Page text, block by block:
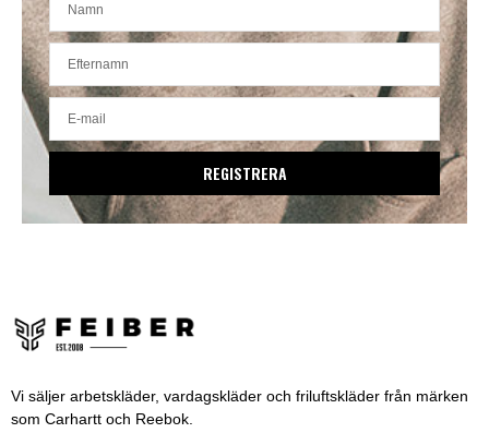
REGISTRERA
Vi säljer arbetskläder, vardagskläder och friluftskläder från märken
som Carhartt och Reebok.